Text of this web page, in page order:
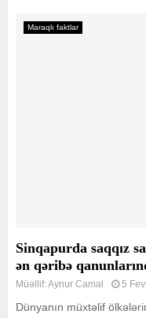
Maraqlı faktlar
Sinqapurda saqqız
ən qəribə
Müəllif:Aynur Camal 5
Dünyanın müxtəlif